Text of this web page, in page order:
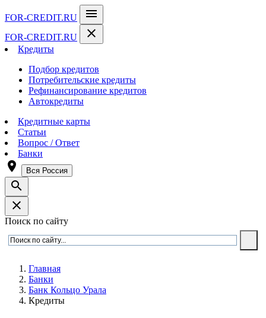
FOR-CREDIT.RU menu
FOR-CREDIT.RU close
Кредиты
Подбор кредитов
Потребительские кредиты
Рефинансирование кредитов
Автокредиты
Кредитные карты
Статьи
Вопрос / Ответ
Банки
room Вся Россия
search
close
Поиск по сайту
Главная
Банки
Банк Кольцо Урала
Кредиты